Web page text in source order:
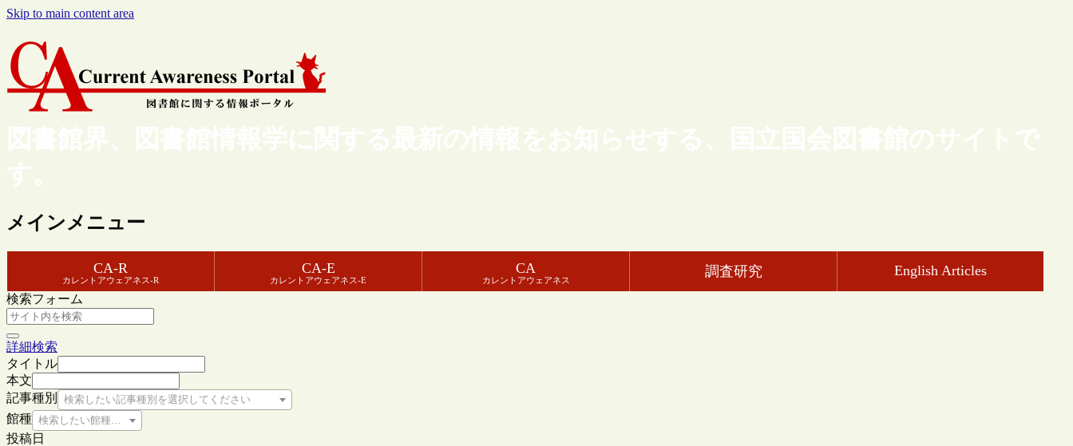
Skip to main content area
図書館界、図書館情報学に関する最新の情報をお知らせする、国立国会図書館のサイトで
す。
メインメニュー
CA-R
カレントアウェアネス-R
CA-E
カレントアウェアネス-E
CA
カレントアウェアネス
調査研究 English Articles
検索フォーム
詳細検索
タイトル
本文
記事種別
検索したい記事種別を選択してください
館種 検索したい館種を選択してください
投稿日